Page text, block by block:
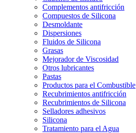
Complementos antifricción
Compuestos de Silicona
Desmoldante
Dispersiones
Fluidos de Silicona
Grasas
Mejorador de Viscosidad
Otros lubricantes
Pastas
Productos para el Combustible
Recubrimientos antifricción
Recubrimientos de Silicona
Selladores adhesivos
Silicona
Tratamiento para el Agua